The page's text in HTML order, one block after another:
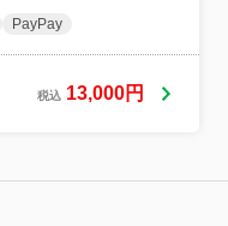
PayPay
税込 13,000円